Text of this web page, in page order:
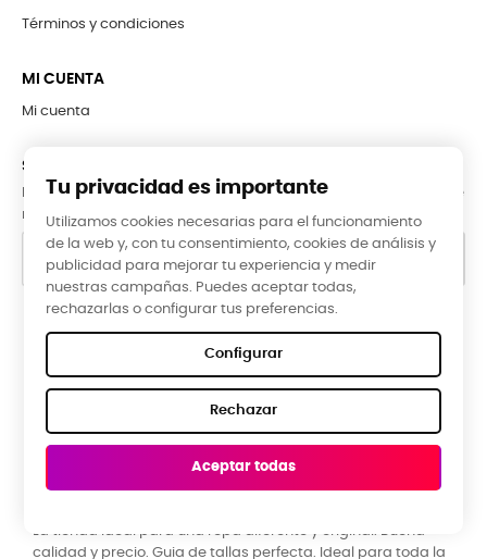
Términos y condiciones
MI CUENTA
Mi cuenta
SUBCRÍBETE A LA NEWSLETTER
Puede darse de baja en cualquier momento. Para ello, consulte
nuestra información de contacto en el aviso legal.
Google Reviews
★★★★★
Raquel Campos, hace 3 meses
La tienda ideal para una ropa diferente y original. Buena
calidad y precio. Guia de tallas perfecta. Ideal para toda la
Tu privacidad es importante
Utilizamos cookies necesarias para el funcionamiento
de la web y, con tu consentimiento, cookies de análisis y
publicidad para mejorar tu experiencia y medir
nuestras campañas. Puedes aceptar todas,
rechazarlas o configurar tus preferencias.
Configurar
Rechazar
Aceptar todas